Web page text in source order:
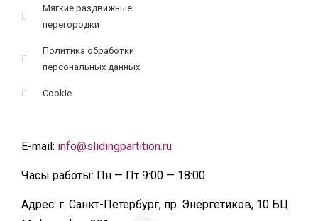
Мягкие раздвижные
перегородки
Политика обработки
персональных данных
Cookie
E-mail: info@slidingpartition.ru
Часы работы: Пн — Пт 9:00 — 18:00
Адрес: г. Санкт-Петербург, пр. Энергетиков, 10 БЦ.